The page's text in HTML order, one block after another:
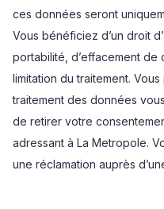
ces données seront
Vous bénéficiez d’un droit
portabilité, d’effacement
limitation du traitement.
traitement des données
de retirer votre
adressant à La Metropole.
une réclamation auprès